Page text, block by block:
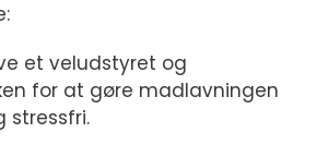
et veludstyret og
for at gøre madlavningen
stressfri.